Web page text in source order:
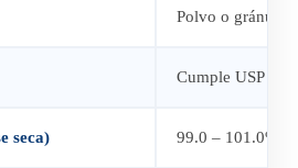
Polvo o gránulos
Cumple USP /
seca) 99.0 – 101.0%